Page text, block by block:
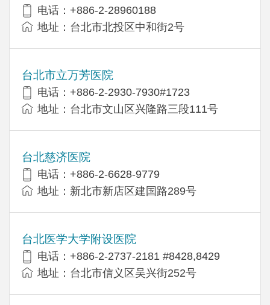
电话：+886-2-28960188
地址：台北市北投区中和街2号
台北市立万芳医院
电话：+886-2-2930-7930#1723
地址：台北市文山区兴隆路三段111号
台北慈济医院
电话：+886-2-6628-9779
地址：新北市新店区建国路289号
台北医学大学附设医院
电话：+886-2-2737-2181 #8428,8429
地址：台北市信义区吴兴街252号